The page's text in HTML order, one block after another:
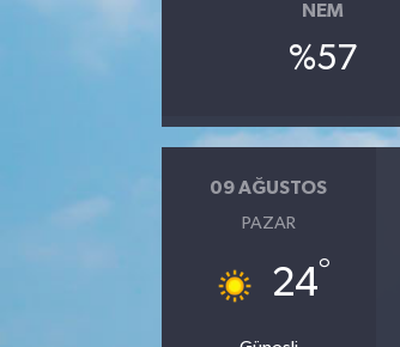
NEM
%57
09 AĞUSTOS
PAZAR
24°